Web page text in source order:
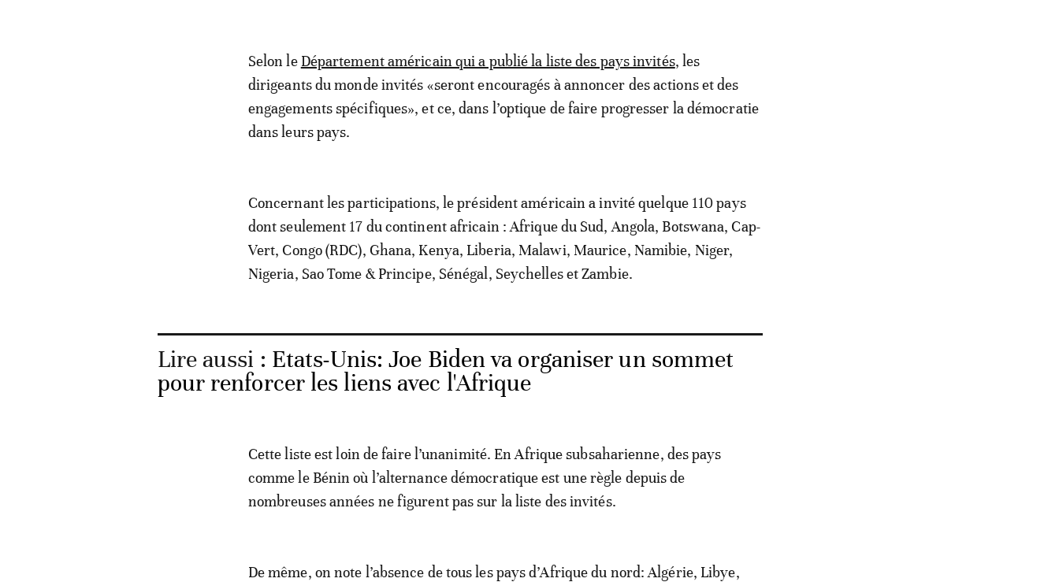
Selon le Département américain qui a publié la liste des pays invités, les
dirigeants du monde invités «seront encouragés à annoncer des actions et des
engagements spécifiques», et ce, dans l’optique de faire progresser la démocratie
dans leurs pays.
Concernant les participations, le président américain a invité quelque 110 pays
dont seulement 17 du continent africain : Afrique du Sud, Angola, Botswana, Cap-
Vert, Congo (RDC), Ghana, Kenya, Liberia, Malawi, Maurice, Namibie, Niger,
Nigeria, Sao Tome & Principe, Sénégal, Seychelles et Zambie.
Lire aussi : Etats-Unis: Joe Biden va organiser un sommet
pour renforcer les liens avec l'Afrique
Cette liste est loin de faire l’unanimité. En Afrique subsaharienne, des pays
comme le Bénin où l’alternance démocratique est une règle depuis de
nombreuses années ne figurent pas sur la liste des invités.
De même, on note l’absence de tous les pays d’Afrique du nord: Algérie, Libye,